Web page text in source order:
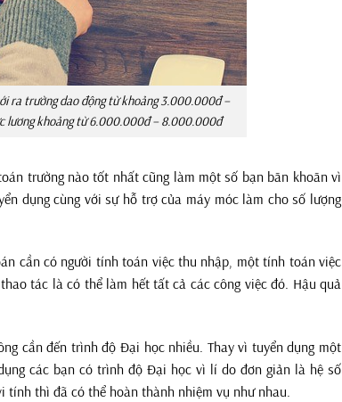
ra trường dao động từ khoảng 3.000.000đ –
lương khoảng từ 6.000.000đ – 8.000.000đ
trường nào tốt nhất cũng làm một số bạn băn khoăn vì
dụng cùng với sự hỗ trợ của máy móc làm cho số lượng
cần có người tính toán việc thu nhập, một tính toán việc
tác là có thể làm hết tất cả các công việc đó. Hậu quả
cần đến trình độ Đại học nhiều. Thay vì tuyển dụng một
các bạn có trình độ Đại học vì lí do đơn giản là hệ số
tính thì đã có thể hoàn thành nhiệm vụ như nhau.